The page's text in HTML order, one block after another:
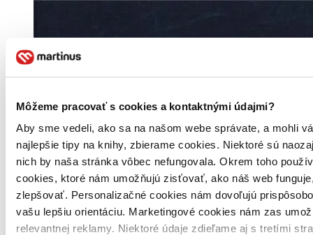
Môžeme pracovať s cookies a kontaktnými údajmi?
Aby sme vedeli, ako sa na našom webe správate, a mohli
najlepšie tipy na knihy, zbierame cookies. Niektoré sú
nich by naša stránka vôbec nefungovala. Okrem toho
cookies, ktoré nám umožňujú zisťovať, ako náš web
zlepšovať. Personalizačné cookies nám dovoľujú
vašu lepšiu orientáciu. Marketingové cookies nám zas
relevantnej reklamy. Niektoré údaje zdieľame aj s tretími